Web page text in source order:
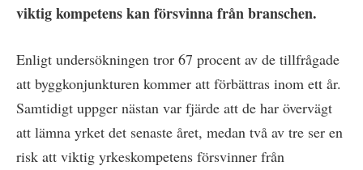
viktig kompetens kan försvinna från branschen.
Enligt undersökningen tror 67 procent av de tillfrågade
att byggkonjunkturen kommer att förbättras inom ett år.
Samtidigt uppger nästan var fjärde att de har övervägt
att lämna yrket det senaste året, medan två av tre ser en
risk att viktig yrkeskompetens försvinner från